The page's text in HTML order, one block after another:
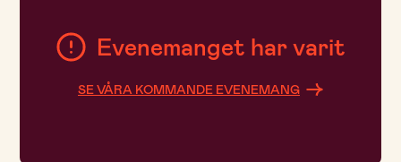
Evenemanget har varit
SE VÅRA KOMMANDE EVENEMANG